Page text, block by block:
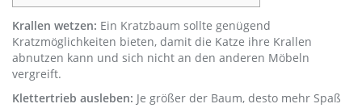
Krallen wetzen: Ein Kratzbaum sollte genügend
Kratzmöglichkeiten bieten, damit die Katze ihre Krallen
abnutzen kann und sich nicht an den anderen Möbeln
vergreift.
Klettertrieb ausleben: Je größer der Baum, desto mehr Spaß